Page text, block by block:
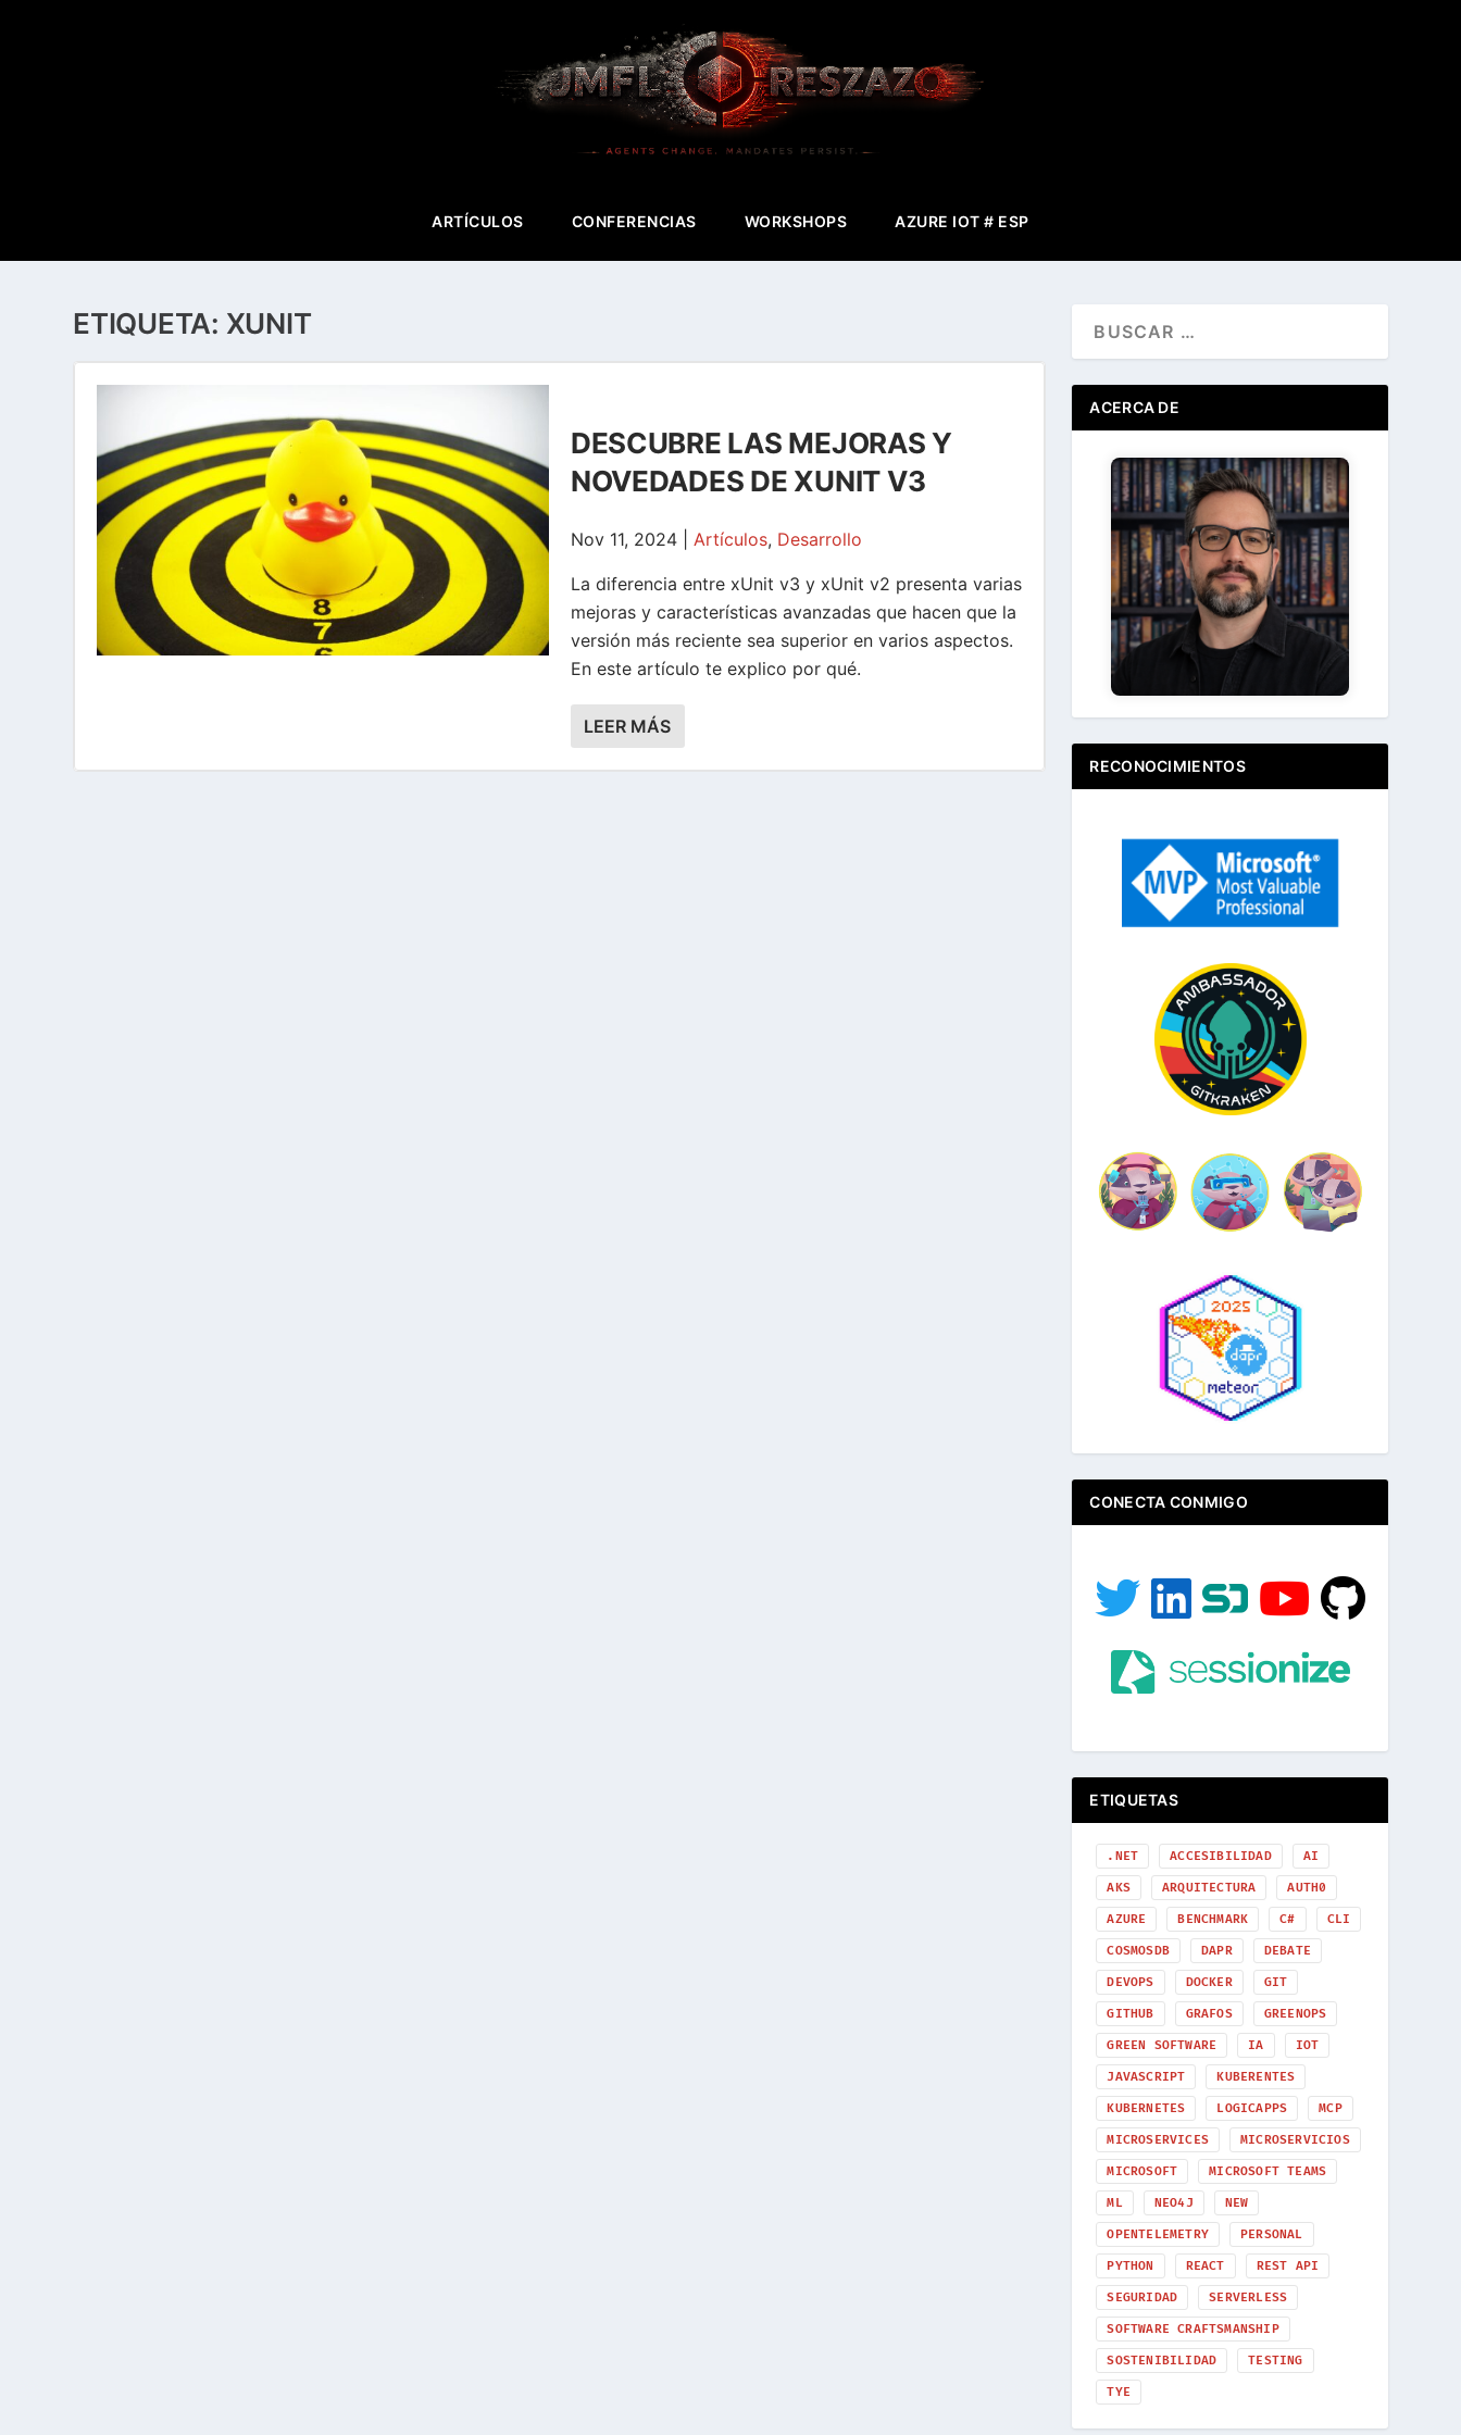
ARTÍCULOS CONFERENCIAS WORKSHOPS AZURE IOT # ESP
ETIQUETA: XUNIT
DESCUBRE LAS MEJORAS Y
NOVEDADES DE XUNIT V3
Nov 11, 2024| Artículos, Desarrollo
La diferencia entre xUnit v3 y xUnit v2 presenta varias
mejoras y características avanzadas que hacen que la
versión más reciente sea superior en varios aspectos.
En este artículo te explico por qué.
LEER MÁS
ACERCA DE
Ir
Acerca de ...
RECONOCIMIENTOS
CONECTA CONMIGO
ETIQUETAS
.NET ACCESIBILIDAD AI
AKS ARQUITECTURA AUTH0
AZURE BENCHMARK C# CLI
COSMOSDB DAPR DEBATE
DEVOPS DOCKER GIT
GITHUB GRAFOS GREENOPS
GREEN SOFTWARE IA IOT
JAVASCRIPT KUBERENTES
KUBERNETES LOGICAPPS MCP
MICROSERVICES MICROSERVICIOS
MICROSOFT MICROSOFT TEAMS
ML NEO4J NEW
OPENTELEMETRY PERSONAL
PYTHON REACT REST API
SEGURIDAD SERVERLESS
SOFTWARE CRAFTSMANSHIP
SOSTENIBILIDAD TESTING
TYE